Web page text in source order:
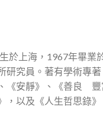
於上海，1967年畢業
研究員。著有學術專
《安靜》、《善良
，以及《人生哲思錄